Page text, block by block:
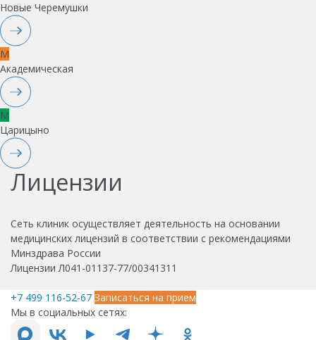
Новые Черемушки
M
Академическая
M
Царицыно
Лицензии
Сеть клиник осуществляет деятельность на основании
медицинских лицензий в соответствии с рекомендациями
Минздрава России
Лицензии Л041-01137-77/00341311
+7 499 116-52-67 Записаться на прием
Мы в социальных сетях: